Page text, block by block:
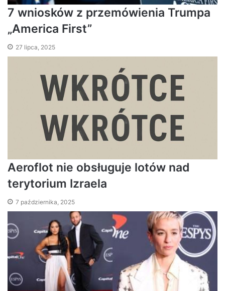
7 wniosków z przemówienia Trumpa
„America First”
27 lipca, 2025
Aeroflot nie obsługuje lotów nad
terytorium Izraela
7 października, 2025